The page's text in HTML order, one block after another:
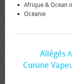
Afrique & Océan
Océanie
Allégés
Cuisine